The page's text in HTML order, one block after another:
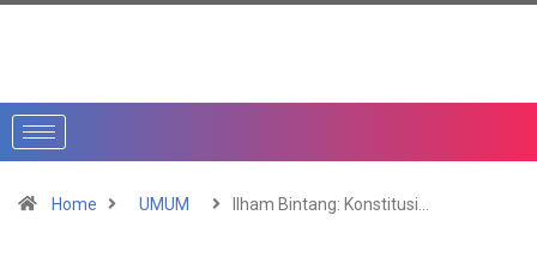
Home UMUM Ilham Bintang: Konstitusi…